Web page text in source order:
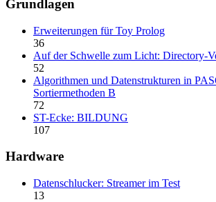
Grundlagen
Erweiterungen für Toy Prolog
36
Auf der Schwelle zum Licht: Directory-
52
Algorithmen und Datenstrukturen in
Sortiermethoden B
72
ST-Ecke: BILDUNG
107
Hardware
Datenschlucker: Streamer im Test
13